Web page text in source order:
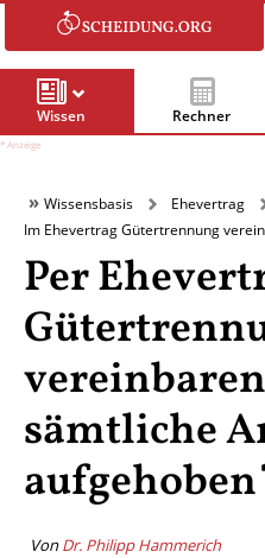
Wissen Rechner
Wissensbasis
Ehevertrag
Im Ehevertrag Gütertrennung
Per
sämtliche
VonDr. Philipp Hammerich